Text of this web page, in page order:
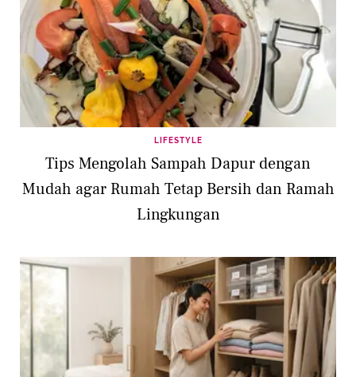
LIFESTYLE
Tips Mengolah Sampah Dapur dengan
Mudah agar Rumah Tetap Bersih dan Ramah
Lingkungan